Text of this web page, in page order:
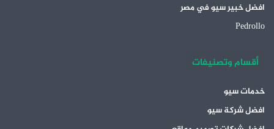
افضل خبير سيو في مصر
Pedrollo
أقسام وتصنيفات
خدمات سيو
افضل شركة سيو